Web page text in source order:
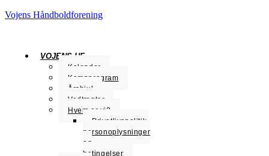
Vojens Håndboldforening
VOJENS HF
Kalender
Kampprogram
Årshjul
Vedtægter
Hvem er vi?
Privatlivspolitik,
personoplysninger
og
betingelser